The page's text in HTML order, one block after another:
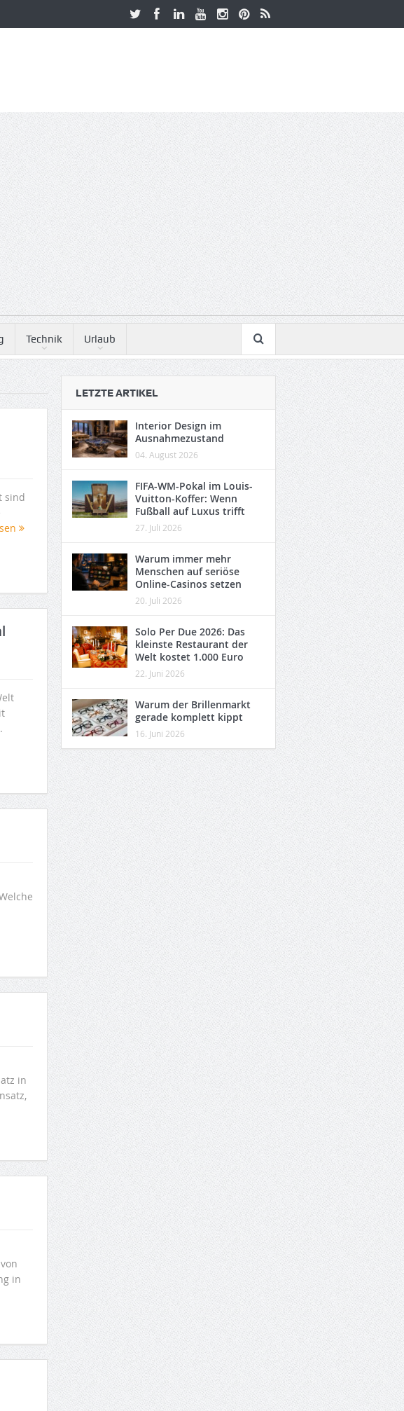
Technik Urlaub
sind
in
in
LETZTE ARTIKEL
Interior Design im
Ausnahmezustand
04. August 2026
FIFA-WM-Pokal im Louis-
Vuitton-Koffer: Wenn
Fußball auf Luxus trifft
27. Juli 2026
Warum immer mehr
Menschen auf seriöse
Online-Casinos setzen
20. Juli 2026
Solo Per Due 2026: Das
kleinste Restaurant der
Welt kostet 1.000 Euro
22. Juni 2026
Warum der Brillenmarkt
gerade komplett kippt
16. Juni 2026